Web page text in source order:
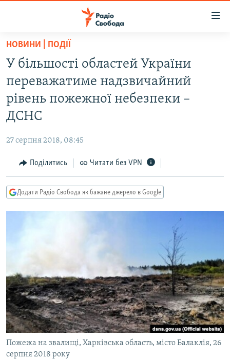
Перейти
основного
матеріалу
Перейти
до
основної
Перейти
пошуку
РАДІО СВОБОДА – 70 РОКІВ
СТАТТІ
ПОЛІТИКА
СУСПІЛЬСТВО
КУЛЬТУРА
СПОРТ
ВІЙНА
ДОНБАС.РЕАЛІЇ
КРИМ.РЕАЛІЇ
ТИ ЯК?
СПЕЦПРОЄКТИ
ПОДКАСТИ
КРИМ РЕАЛІЇ
РУС
УКР
НОВИНИ | ПОДІЇ
У більшості областей України
переважатиме надзвичайний
рівень пожежної небезпеки –
ДСНС
27 серпня 2018, 08:45
Поділитись Читати без VPN
Додати Радіо Свобода як бажане джерело в Google
Пожежа на звалищі, Харківська область, місто Балаклія, 26
серпня 2018 року